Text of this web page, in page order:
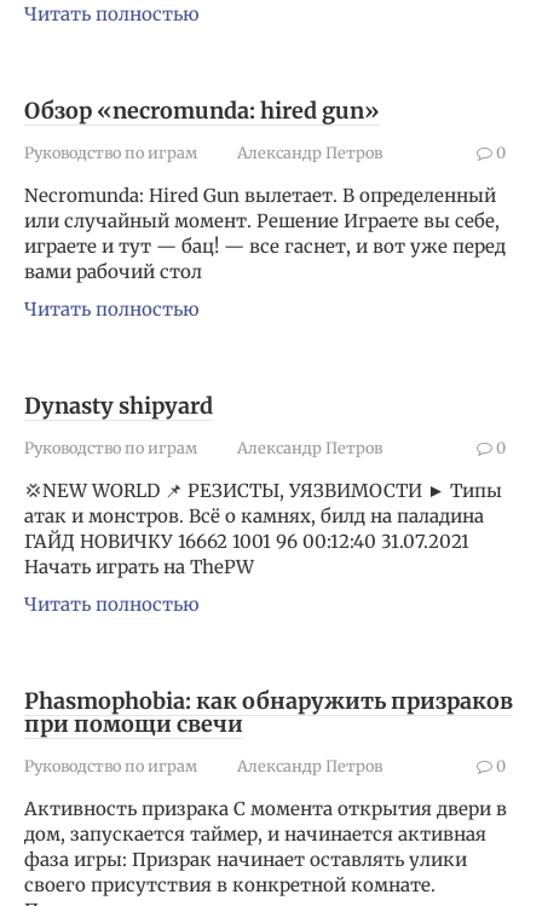
Читать полностью
Обзор «necromunda: hired gun»
Руководство по играм Александр Петров 0
Necromunda: Hired Gun вылетает. В определенный
или случайный момент. Решение Играете вы себе,
играете и тут — бац! — все гаснет, и вот уже перед
вами рабочий стол
Читать полностью
Dynasty shipyard
Руководство по играм Александр Петров 0
💢NEW WORLD 📌 РЕЗИСТЫ, УЯЗВИМОСТИ ► Типы
атак и монстров. Всё о камнях, билд на паладина
ГАЙД НОВИЧКУ 16662 1001 96 00:12:40 31.07.2021 ️
Начать играть на ThePW
Читать полностью
Phasmophobia: как обнаружить призраков
при помощи свечи
Руководство по играм Александр Петров 0
Активность призрака С момента открытия двери в
дом, запускается таймер, и начинается активная
фаза игры: Призрак начинает оставлять улики
своего присутствия в конкретной комнате.